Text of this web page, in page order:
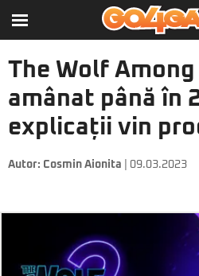
The Wolf
amânat până în
explicații vin
Autor: Cosmin Aionita | 09.03.2023